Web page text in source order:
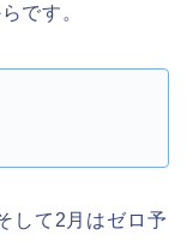
です。
して2月はゼロ予